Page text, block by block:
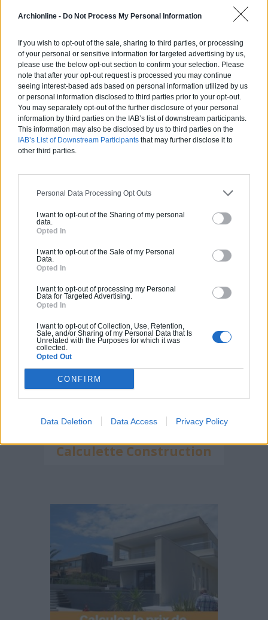
Archionline - Do Not Process My Personal Information
If you wish to opt-out of the sale, sharing to third parties, or processing
of your personal or sensitive information for targeted advertising by us,
please use the below opt-out section to confirm your selection. Please
note that after your opt-out request is processed you may continue
seeing interest-based ads based on personal information utilized by us
or personal information disclosed to third parties prior to your opt-out.
You may separately opt-out of the further disclosure of your personal
information by third parties on the IAB’s list of downstream participants.
This information may also be disclosed by us to third parties on the
IAB’s List of Downstream Participants that may further disclose it to
other third parties.
Personal Data Processing Opt Outs
I want to opt-out of the Sharing of my personal
data.
Opted In
I want to opt-out of the Sale of my Personal
Data.
Opted In
I want to opt-out of processing my Personal
Data for Targeted Advertising.
Opted In
I want to opt-out of Collection, Use, Retention,
Sale, and/or Sharing of my Personal Data that Is
Unrelated with the Purposes for which it was
collected.
Opted Out
CONFIRM
Data Deletion Data Access Privacy Policy
Calculateur Rénovation
Calculette Extension
Calculette Construction